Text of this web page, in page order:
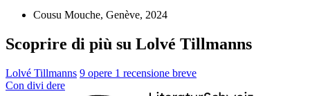
Cousu Mouche, Genève, 2024
Scoprire di più su Lolvé Tillmanns
Lolvé Tillmanns 9 opere 1 recensione breve
Con divi dere